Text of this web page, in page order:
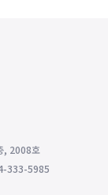
, 2008호
333-5985